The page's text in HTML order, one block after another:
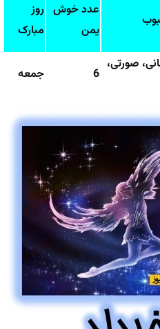
عدد خوش
یمن
روز
مبارک
صورتی،
6 جمعه